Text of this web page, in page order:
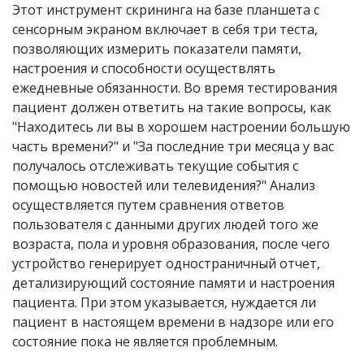
Этот инструмент скрининга на базе планшета с
сенсорным экраном включает в себя три теста,
позволяющих измерить показатели памяти,
настроения и способности осуществлять
ежедневные обязанности. Во время тестирования
пациент должен ответить на такие вопросы, как
"Находитесь ли вы в хорошем настроении большую
часть времени?" и "За последние три месяца у вас
получалось отслеживать текущие события с
помощью новостей или телевидения?" Анализ
осуществляется путем сравнения ответов
пользователя с данными других людей того же
возраста, пола и уровня образования, после чего
устройство генерирует одностраничный отчет,
детализирующий состояние памяти и настроения
пациента. При этом указывается, нуждается ли
пациент в настоящем времени в надзоре или его
состояние пока не является проблемным.